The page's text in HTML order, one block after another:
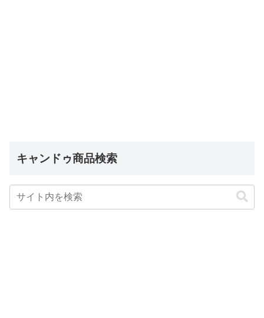
キャンドゥ商品検索